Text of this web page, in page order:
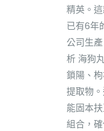
精英。
已有6年
公司生
析 海狗
鎖陽、
提取物
能固本
組合，